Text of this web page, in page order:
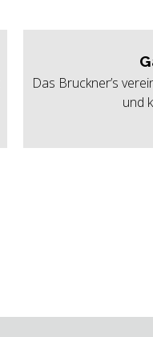
Das Bruckner’s
und